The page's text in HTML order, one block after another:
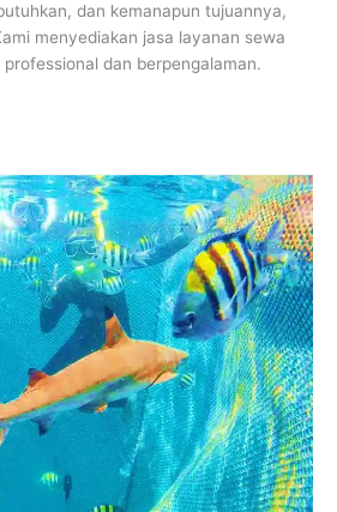
dan kemanapun tujuannya,
menyediakan jasa layanan sewa
dan berpengalaman.